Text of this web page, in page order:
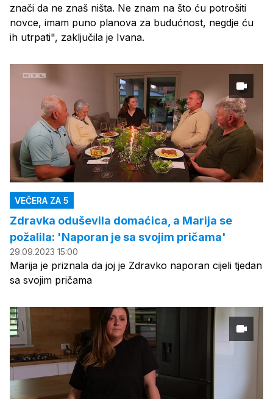
znači da ne znaš ništa. Ne znam na što ću potrošiti
novce, imam puno planova za budućnost, negdje ću
ih utrpati", zaključila je Ivana.
VEČERA ZA 5
Zdravka oduševila domaćica, a Marija se
požalila: 'Naporan je sa svojim pričama'
29.09.2023 15:00
Marija je priznala da joj je Zdravko naporan cijeli tjedan
sa svojim pričama